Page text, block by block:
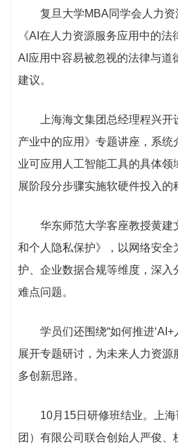
复旦大学MBA同学会人力资
《AI在人力资源服务应用中的
AI应用中容易被忽视的法律与道
建议。
上海海文集团总经理程兴开
产业中的应用》专题讲座，系统
业可应用人工智能工具的具体领
展阶段分步骤实施软硬件投入的
华东师范大学客座教授黄建
和个人隐私保护》，以网络安全
护、企业数据合规等维度，深入
难点问题。
学员们还围绕“如何推进‘AI+
展开专题研讨，为未来人力资
多创新思路。
10月15日研修班结业。上海
团）有限公司联合创始人严俊